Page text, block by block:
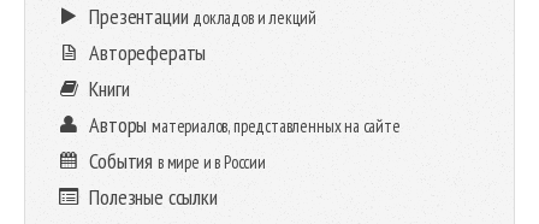
Презентации докладов и лекций
Авторефераты
Книги
Авторыматериалов, представленных на сайте
События в мире и в России
Полезные ссылки